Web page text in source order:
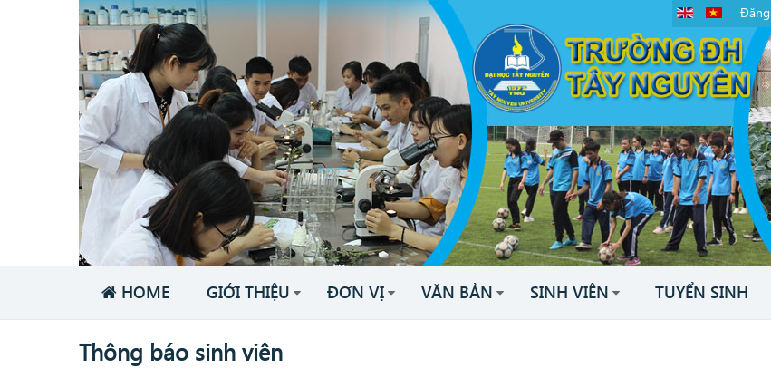
HOME GIỚI THIỆU ĐƠN VỊ VĂN BẢN SINH VIÊN TUYỂN SINH
Thông báo sinh viên